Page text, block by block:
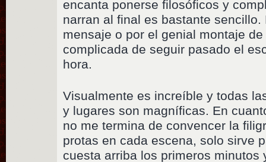
encanta ponerse filosóficos y
narran al final es bastante
mensaje o por el genial montaje
complicada de seguir pasado el
hora.
Visualmente es increíble y todas
y lugares son magníficas. En
no me termina de convencer la
protas en cada escena, solo sirve
cuesta arriba los primeros minutos